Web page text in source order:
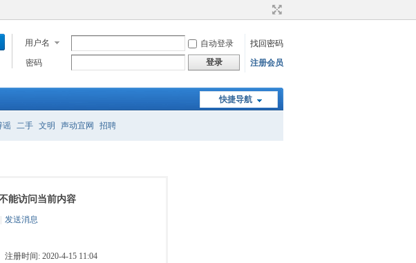
用户名 自动登录
找回密码
密码
登录 注册会员
快捷导航
谣 二手 文明 声动宜网 招聘
能访问当前内容
发送消息
注册时间: 2020-4-15 11:04